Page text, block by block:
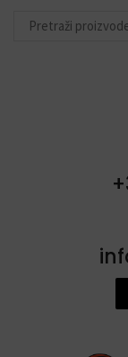
DODACI ZA